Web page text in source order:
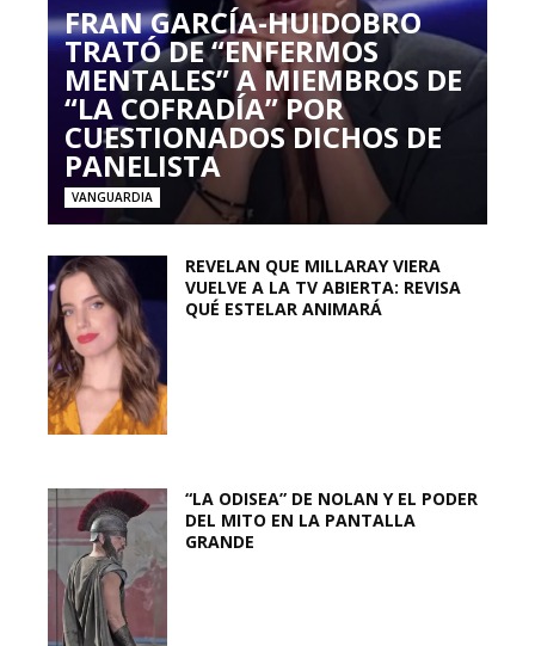
FRAN GARCÍA-HUIDOBRO
TRATÓ DE “ENFERMOS
MENTALES” A MIEMBROS DE
“LA COFRADÍA” POR
CUESTIONADOS DICHOS DE
PANELISTA
VANGUARDIA
REVELAN QUE MILLARAY VIERA
VUELVE A LA TV ABIERTA: REVISA
QUÉ ESTELAR ANIMARÁ
“LA ODISEA” DE NOLAN Y EL PODER
DEL MITO EN LA PANTALLA
GRANDE